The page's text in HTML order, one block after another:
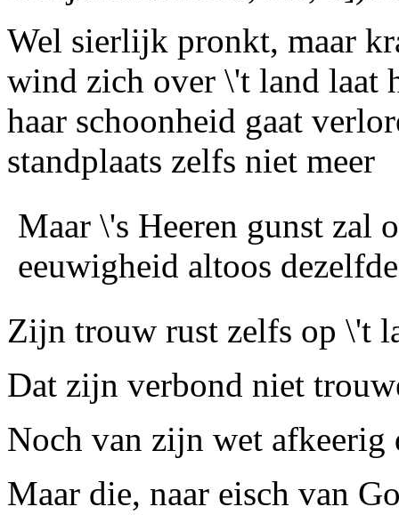
Wel sierlijk pronkt, maar
wind zich over \'t land laat
haar schoonheid gaat
standplaats zelfs niet meer
Maar \'s Heeren gunst zal
eeuwigheid altoos
Zijn trouw rust zelfs op \'t
Dat zijn verbond niet
Noch van zijn wet afkeerig
Maar die, naar eisch van